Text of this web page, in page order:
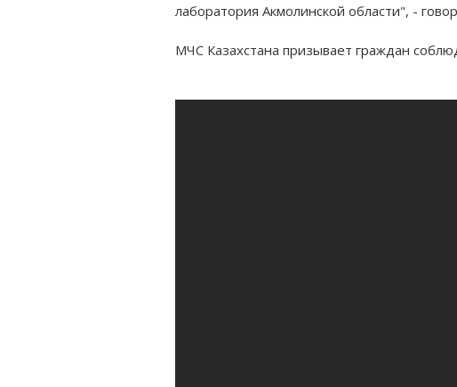
лаборатория Акмолинской области", -
МЧС Казахстана призывает граждан